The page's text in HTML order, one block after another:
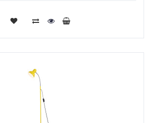
Купить